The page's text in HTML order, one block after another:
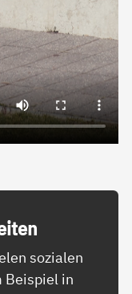
sozialen
Beispiel in